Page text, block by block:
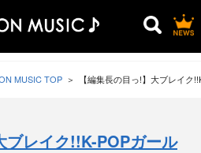
MUSIC TOP 【編集長の目っ!】大ブレイク
ブレイク!!K-POPガール